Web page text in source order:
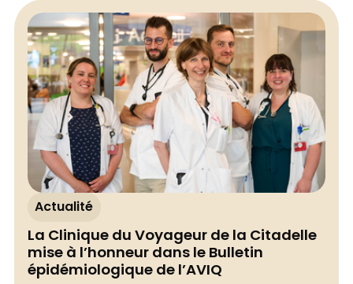
Actualité
La Clinique du Voyageur de la Citadelle
mise à l’honneur dans le Bulletin
épidémiologique de l’AVIQ